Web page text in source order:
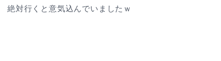
絶対行くと意気込んでいましたｗ